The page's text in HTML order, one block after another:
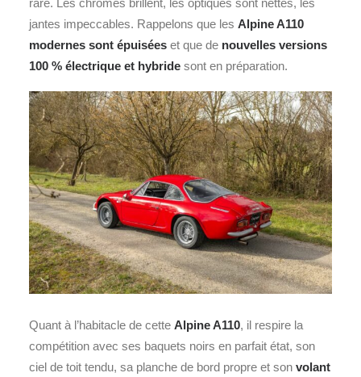
rare. Les chromes brillent, les optiques sont nettes, les
jantes impeccables. Rappelons que les AlpineA110
modernes sont épuisées et que de nouvelles versions
100 % électrique et hybride sont en préparation.
Quant à l’habitacle de cette Alpine A110, il respire la
compétition avec ses baquets noirs en parfait état, son
ciel de toit tendu, sa planche de bord propre et son volant